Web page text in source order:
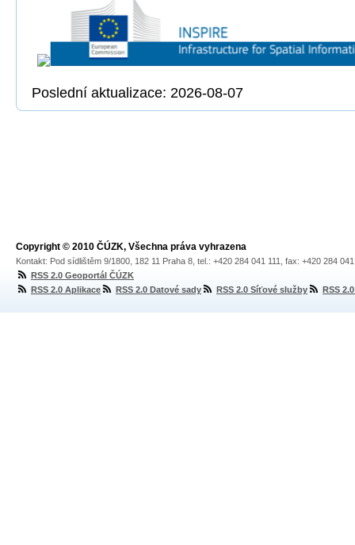
Poslední aktualizace: 2026-08-07
Copyright © 2010 ČÚZK, Všechna práva vyhrazena
Kontakt: Pod sídlištěm 9/1800, 182 11 Praha 8, tel.: +420 284 041 111, fax: +420 284
RSS 2.0 Geoportál ČÚZK
RSS 2.0 Aplikace
RSS 2.0 Datové sady RSS 2.0 Síťové služby RSS